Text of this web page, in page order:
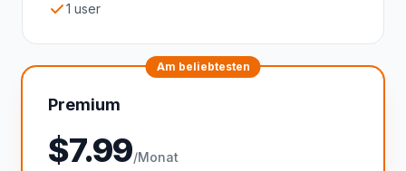
1 user
Am beliebtesten
Premium
$7.99/Monat